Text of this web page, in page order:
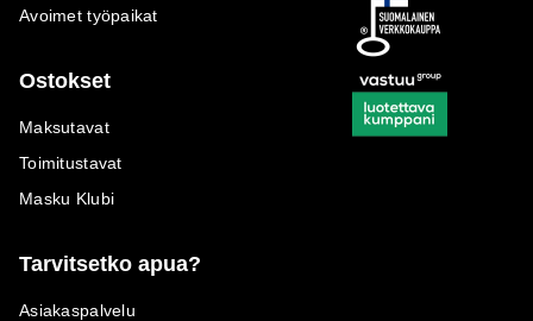
Avoimet työpaikat
Ostokset
Maksutavat
Toimitustavat
Masku Klubi
Tarvitsetko apua?
Asiakaspalvelu